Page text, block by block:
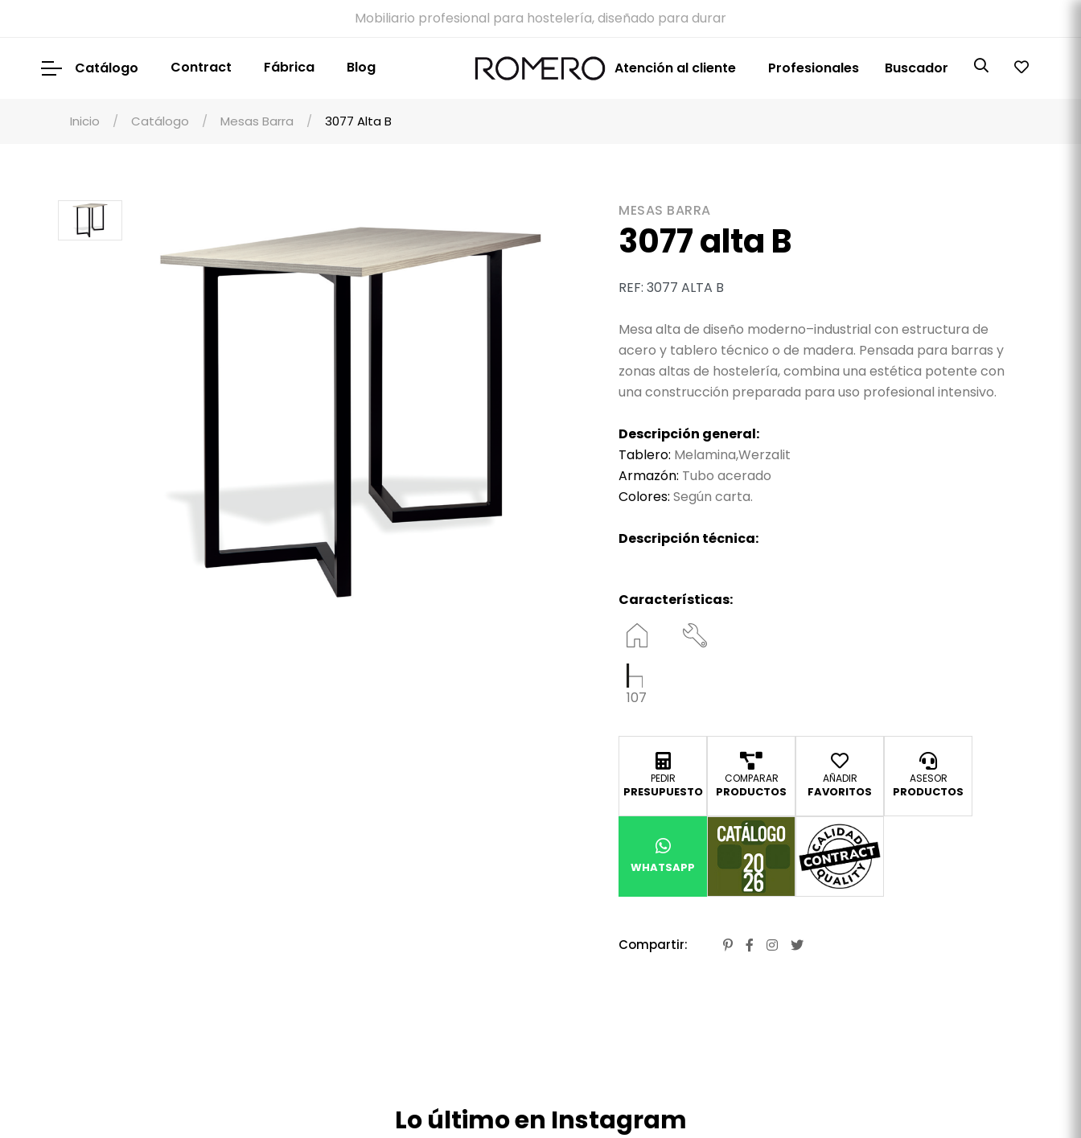
Mobiliario profesional para hostelería, diseñado para durar
Catálogo Contract Fábrica Blog Atención al cliente Profesionales Buscador
Inicio Catálogo Mesas Barra 3077 Alta B
MESAS BARRA
3077 alta B
REF: 3077 ALTA B
Mesa alta de diseño moderno–industrial con estructura de
acero y tablero técnico o de madera. Pensada para barras y
zonas altas de hostelería, combina una estética potente con
una construcción preparada para uso profesional intensivo.
Descripción general:
Tablero: Melamina,Werzalit
Armazón: Tubo acerado
Colores: Según carta.
Descripción técnica:
Características:
107
PEDIR
PRESUPUESTO
COMPARAR
PRODUCTOS
AÑADIR
FAVORITOS
ASESOR
PRODUCTOS
WHATSAPP
Compartir:
Lo último en Instagram